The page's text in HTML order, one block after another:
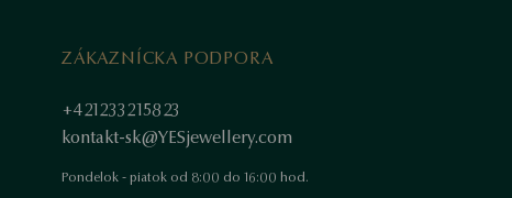
ZÁKAZNÍCKA PODPORA
+421233215823
kontakt-sk@YESjewellery.com
Pondelok - piatok od 8:00 do 16:00 hod.